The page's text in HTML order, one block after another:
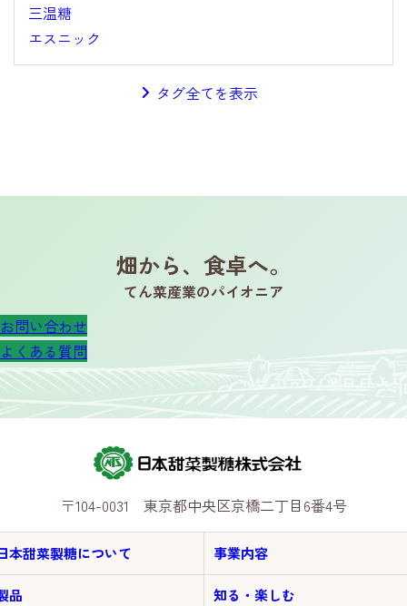
三温糖
エスニック
タグ全てを表示
畑から、食卓へ。
てん菜産業のパイオニア
お問い合わせ
よくある質問
〒104-0031 東京都中央区京橋二丁目6番4号
本甜菜製糖について 事業内容
品 知る・楽しむ